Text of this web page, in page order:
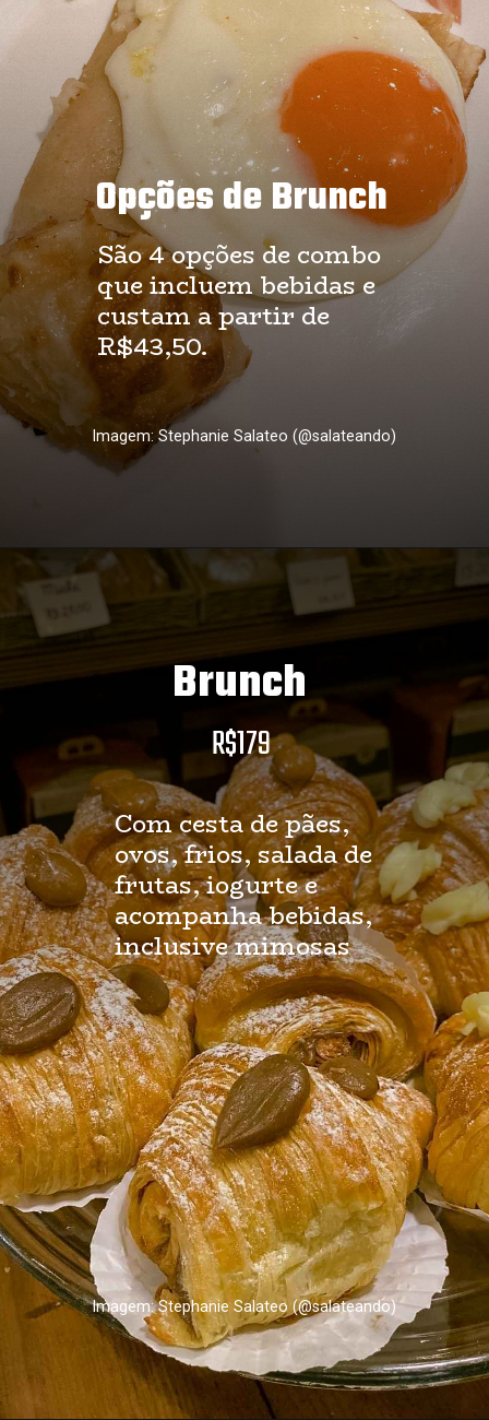
Opções de Brunch
São 4 opções de combo
que incluem bebidas e
custam a partir de
R$43,50.
Imagem: Stephanie Salateo (@salateando)
Brunch
Com cesta de pães,
ovos, frios, salada de
frutas, iogurte e
acompanha bebidas,
inclusive mimosas
Imagem: Stephanie Salateo (@salateando)
R$179